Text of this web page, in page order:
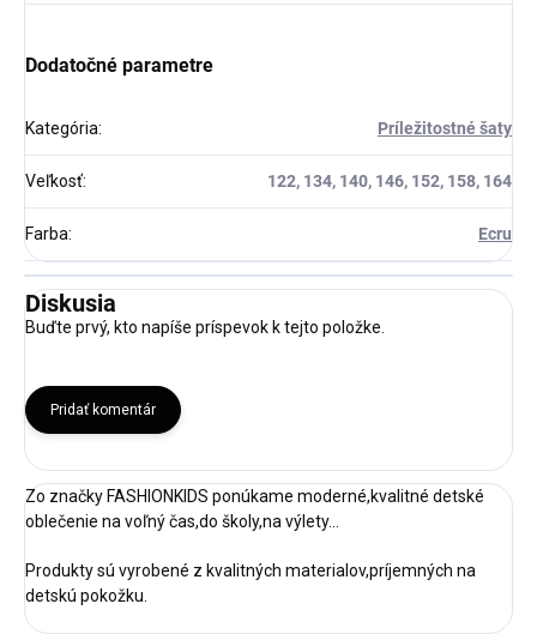
Dodatočné parametre
Kategória: Príležitostné šaty
Veľkosť: 122, 134, 140, 146, 152, 158, 164
Farba: Ecru
Diskusia
Buďte prvý, kto napíše príspevok k tejto položke.
Pridať komentár
Zo značky FASHIONKIDS ponúkame moderné,kvalitné detské
oblečenie na voľný čas,do školy,na výlety...
Produkty sú vyrobené z kvalitných materialov,príjemných na
detskú pokožku.